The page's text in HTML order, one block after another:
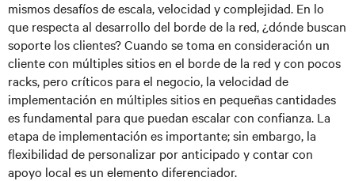
mismos desafíos de escala, velocidad y complejidad. En lo
que respecta al desarrollo del borde de la red, ¿dónde buscan
soporte los clientes? Cuando se toma en consideración un
cliente con múltiples sitios en el borde de la red y con pocos
racks, pero críticos para el negocio, la velocidad de
implementación en múltiples sitios en pequeñas cantidades
es fundamental para que puedan escalar con confianza. La
etapa de implementación es importante; sin embargo, la
flexibilidad de personalizar por anticipado y contar con
apoyo local es un elemento diferenciador.